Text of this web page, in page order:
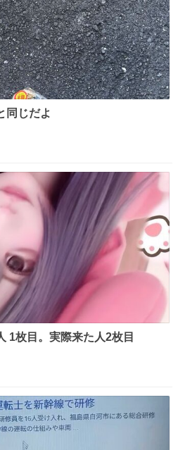
同じだよ
1枚目。実際来た人2枚目